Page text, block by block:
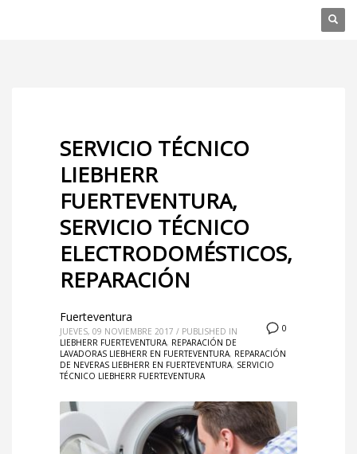
SERVICIO TÉCNICO
LIEBHERR
FUERTEVENTURA,
SERVICIO TÉCNICO
ELECTRODOMÉSTICOS,
REPARACIÓN
0
Fuerteventura
JUEVES, 09 NOVIEMBRE 2017 / PUBLISHED IN
LIEBHERR FUERTEVENTURA, REPARACIÓN DE
LAVADORAS LIEBHERR EN FUERTEVENTURA, REPARACIÓN
DE NEVERAS LIEBHERR EN FUERTEVENTURA, SERVICIO
TÉCNICO LIEBHERR FUERTEVENTURA